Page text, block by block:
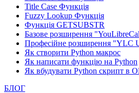
Title Case Функція
Fuzzy Lookup Функція
Функція GETSUBSTR
Базове розширення
Професійне розширення "YLC
Як створити Python макрос
Як написати функцію на Python
Як вбудувати Python скрипт в
БЛОГ